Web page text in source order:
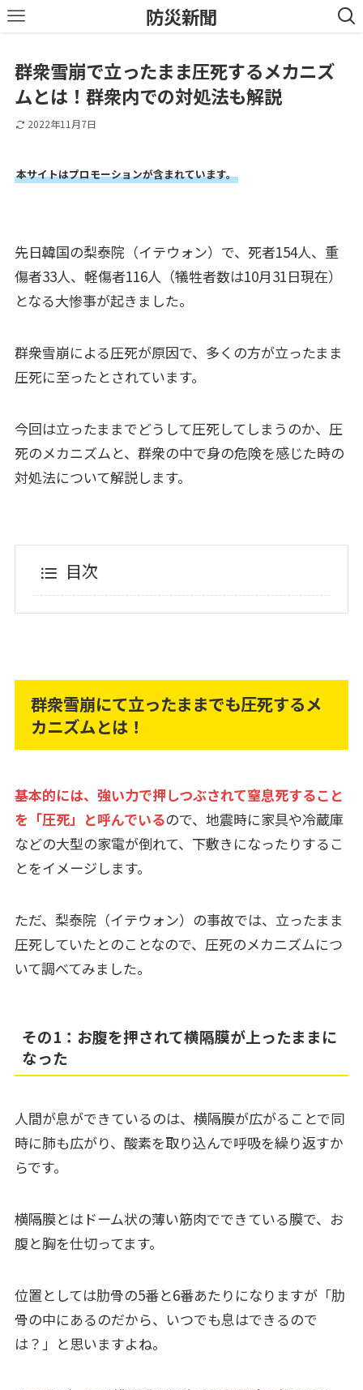
防災新聞
群衆雪崩で立ったまま圧死するメカニズ
ムとは！群衆内での対処法も解説
2022年11月7日
本サイトはプロモーションが含まれています。
先日韓国の梨泰院（イテウォン）で、死者154人、重
傷者33人、軽傷者116人（犠牲者数は10月31日現在）
となる大惨事が起きました。
群衆雪崩による圧死が原因で、多くの方が立ったまま
圧死に至ったとされています。
今回は立ったままでどうして圧死してしまうのか、圧
死のメカニズムと、群衆の中で身の危険を感じた時の
対処法について解説します。
目次
群衆雪崩にて立ったままでも圧死するメ
カニズムとは！
基本的には、強い力で押しつぶされて窒息死すること
を「圧死」と呼んでいるので、地震時に家具や冷蔵庫
などの大型の家電が倒れて、下敷きになったりするこ
とをイメージします。
ただ、梨泰院（イテウォン）の事故では、立ったまま
圧死していたとのことなので、圧死のメカニズムにつ
いて調べてみました。
その1：お腹を押されて横隔膜が上ったままに
なった
人間が息ができているのは、横隔膜が広がることで同
時に肺も広がり、酸素を取り込んで呼吸を繰り返すか
らです。
横隔膜とはドーム状の薄い筋肉でできている膜で、お
腹と胸を仕切ってます。
位置としては肋骨の5番と6番あたりになりますが「肋
骨の中にあるのだから、いつでも息はできるので
は？」と思いますよね。